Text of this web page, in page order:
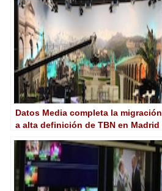
Datos Media completa la migración
a alta definición de TBN en Madrid